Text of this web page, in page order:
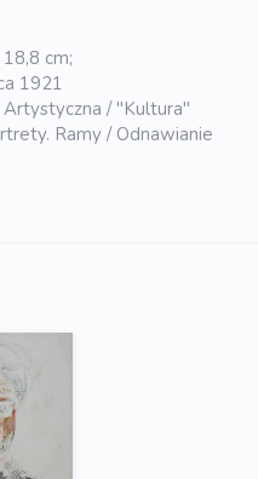
cm;
1921
/ "Kultura"
Ramy / Odnawianie